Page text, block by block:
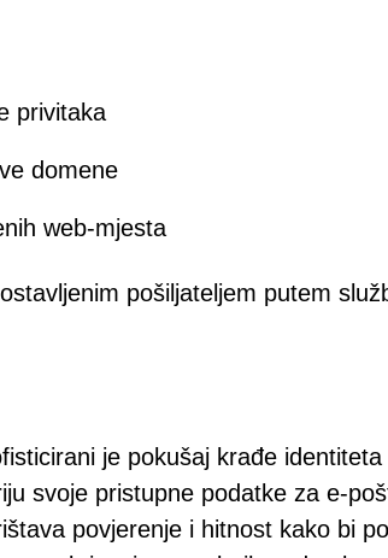
privitaka
domene
web-mjesta
pošiljateljem putem
je pokušaj krađe identiteta
svoje pristupne podatke za e-
povjerenje i hitnost kako bi